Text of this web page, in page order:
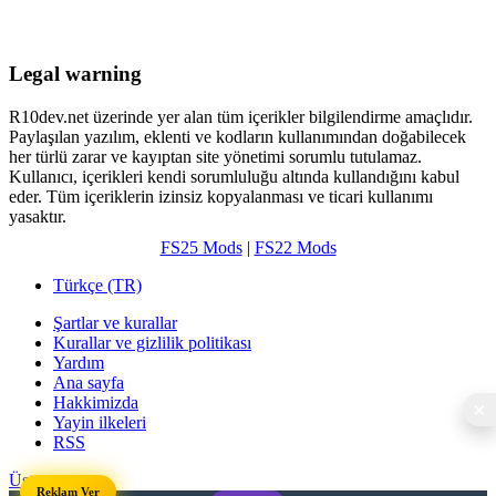
Legal warning
R10dev.net üzerinde yer alan tüm içerikler bilgilendirme amaçlıdır.
Paylaşılan yazılım, eklenti ve kodların kullanımından doğabilecek
her türlü zarar ve kayıptan site yönetimi sorumlu tutulamaz.
Kullanıcı, içerikleri kendi sorumluluğu altında kullandığını kabul
eder. Tüm içeriklerin izinsiz kopyalanması ve ticari kullanımı
yasaktır.
FS25 Mods| FS22 Mods
Türkçe (TR)
Şartlar ve kurallar
Kurallar ve gizlilik politikası
Yardım
Ana sayfa
Hakkimizda
Yayin ilkeleri
RSS
Üst
Reklam Ver